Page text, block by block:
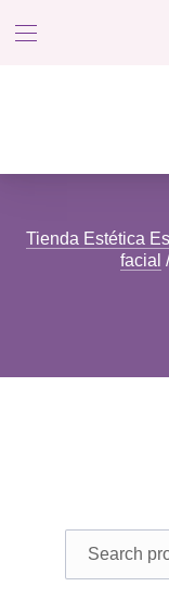
BAR
Tienda Estética
facial
Search